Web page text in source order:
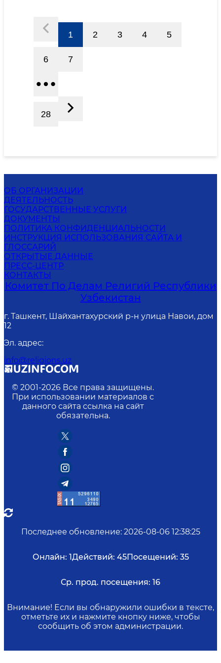
1 2 3 4 5
6 7
28
ОБ ОРГАНИЗАЦИИ
ДЕЯТЕЛЬНОСТЬ
ГОСУДАРСТВЕННЫЕ УСЛУГИ
ДОКУМЕНТЫ
ПОЛИТИКА КОНФИДЕНЦИАЛЬНОСТИ
ИНСТРУКЦИЯ ИСПОЛЬЗОВАНИЯ САЙТА И
ГЛОССАРИЙ
ОТКРЫТЫЕ ДАННЫЕ
ПРЕСС-ЦЕНТР
КОНТАКТЫ
Комитет По Делам Религий Республики
Узбекистан
г. Ташкент, Шайхантахурский р-н улица Навои, дом
12
Эл. адрес:
info@religions.uz
© 2001-2026 Все права защищены.
При использовании материалов с
данного сайта ссылка на сайт
обязательна.
Последнее обновление: 2026-08-06 12:38:25
Онлайн: 1Действий: 45Посещений: 35
Ср. прод. посещения: 16
Внимание! Если вы обнаружили ошибки в тексте,
отметьте их и нажмите кнопку ниже, чтобы
сообщить об этом администрации.